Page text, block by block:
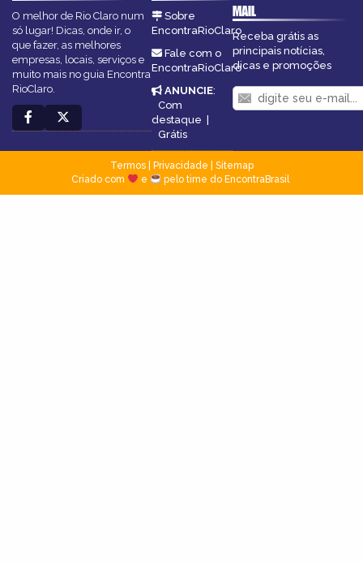
O melhor de Rio Claro num
só lugar! Dicas, onde ir, o
que fazer, as melhores
empresas, locais, serviços e
muito mais no guia Encontra
RioClaro.
Sobre
EncontraRioClaro
Fale com o
EncontraRioClaro
ANUNCIE:
Com
destaque
Grátis
MAIL
Receba grátis as
principais notícias,
dicas e promoções
Termos| Privacidade
Sitemap
Criado com
e pelo time do EncontraBrasil